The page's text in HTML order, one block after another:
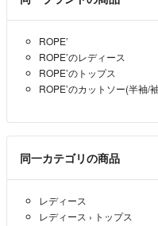
ROPE’
ROPE’のレディース
ROPE’のトップス
ROPE’のカットソー(半袖/
同一カテゴリの商品
レディース
レディース › トップス